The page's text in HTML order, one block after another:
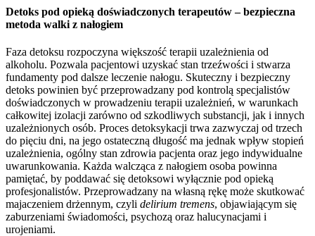
Detoks pod opieką doświadczonych terapeutów – bezpieczna
metoda walki z nałogiem
Faza detoksu rozpoczyna większość terapii uzależnienia od
alkoholu. Pozwala pacjentowi uzyskać stan trzeźwości i stwarza
fundamenty pod dalsze leczenie nałogu. Skuteczny i bezpieczny
detoks powinien być przeprowadzany pod kontrolą specjalistów
doświadczonych w prowadzeniu terapii uzależnień, w warunkach
całkowitej izolacji zarówno od szkodliwych substancji, jak i innych
uzależnionych osób. Proces detoksykacji trwa zazwyczaj od trzech
do pięciu dni, na jego ostateczną długość ma jednak wpływ stopień
uzależnienia, ogólny stan zdrowia pacjenta oraz jego indywidualne
uwarunkowania. Każda walcząca z nałogiem osoba powinna
pamiętać, by poddawać się detoksowi wyłącznie pod opieką
profesjonalistów. Przeprowadzany na własną rękę może skutkować
majaczeniem drżennym, czyli delirium tremens, objawiającym się
zaburzeniami świadomości, psychozą oraz halucynacjami i
urojeniami.